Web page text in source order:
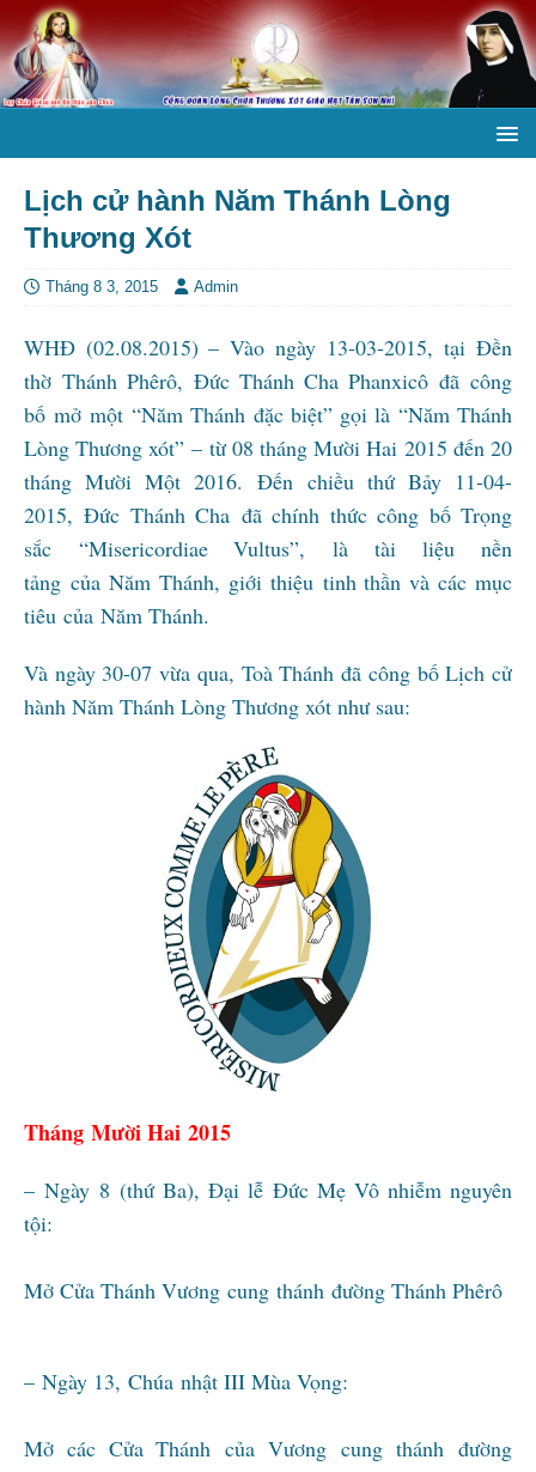
Lịch cử hành Năm Thánh Lòng
Thương Xót
Tháng 8 3, 2015 Admin
WHĐ (02.08.2015) – Vào ngày 13-03-2015, tại Đền
thờ Thánh Phêrô, Đức Thánh Cha Phanxicô đã công
bố mở một “Năm Thánh đặc biệt” gọi là “Năm Thánh
Lòng Thương xót” – từ 08 tháng Mười Hai 2015 đến 20
tháng Mười Một 2016. Đến chiều thứ Bảy 11-04-
2015, Đức Thánh Cha đã chính thức công bố Trọng
sắc “Misericordiae Vultus”, là tài liệu nền
tảng của Năm Thánh, giới thiệu tinh thần và các mục
tiêu của Năm Thánh.
Và ngày 30-07 vừa qua, Toà Thánh đã công bố Lịch cử
hành Năm Thánh Lòng Thương xót như sau:
Tháng Mười Hai 2015
– Ngày 8 (thứ Ba), Đại lễ Đức Mẹ Vô nhiễm nguyên
tội:
Mở Cửa Thánh Vương cung thánh đường Thánh Phêrô
– Ngày 13, Chúa nhật III Mùa Vọng:
Mở các Cửa Thánh của Vương cung thánh đường